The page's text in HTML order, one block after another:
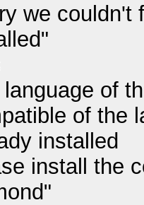
we couldn't
language of
of the
installed
install the